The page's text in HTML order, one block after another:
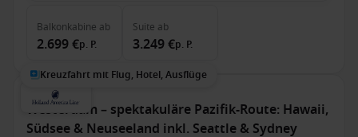
Balkonkabine ab
2.699 €p. P.
Suite ab
3.249 €p. P.
Kreuzfahrt mit Flug, Hotel, Ausflüge
Westerdam – spektakuläre Pazifik-Route: Hawaii,
Südsee & Neuseeland inkl. Seattle & Sydney